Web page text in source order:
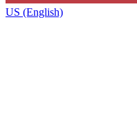
US (English)